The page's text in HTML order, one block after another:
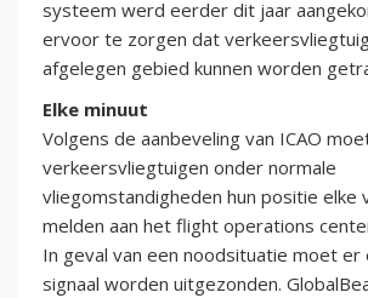
systeem werd eerder dit jaar
ervoor te zorgen dat
afgelegen gebied kunnen worden
Elke minuut
Volgens de aanbeveling van ICAO
verkeersvliegtuigen onder normale
vliegomstandigheden hun positie elke
melden aan het flight operations
In geval van een noodsituatie moet er
signaal worden uitgezonden.